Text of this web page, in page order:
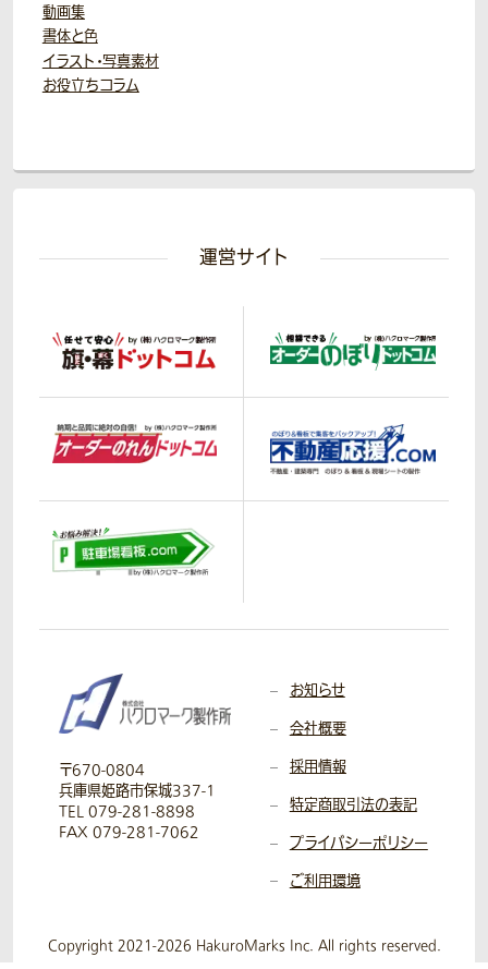
動画集
書体と色
イラスト・写真素材
お役立ちコラム
運営サイト
〒670-0804
兵庫県姫路市保城337-1
TEL 079-281-8898
FAX 079-281-7062
お知らせ
会社概要
採用情報
特定商取引法の表記
プライバシーポリシー
ご利用環境
Copyright 2021-2026 HakuroMarks Inc. All rights reserved.